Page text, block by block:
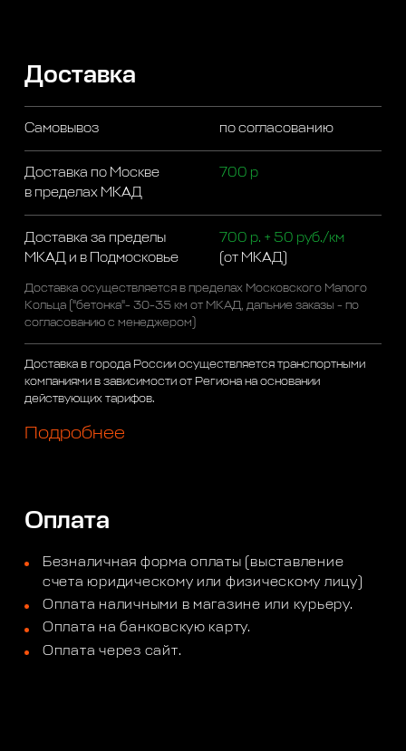
Доставка
Самовывоз по согласованию
Доставка по Москве
в пределах МКАД
700 р
Доставка за пределы
МКАД и в Подмосковье
700 р. + 50 руб./км
(от МКАД)
Доставка осуществляется в пределах Московского Малого
Кольца ("бетонка"- 30-35 км от МКАД, дальние заказы - по
согласованию с менеджером)
Доставка в города России осуществляется транспортными
компаниями в зависимости от Региона на основании
действующих тарифов.
Подробнее
Оплата
Безналичная форма оплаты (выставление
счета юридическому или физическому лицу)
Оплата наличными в магазине или курьеру.
Оплата на банковскую карту.
Оплата через сайт.